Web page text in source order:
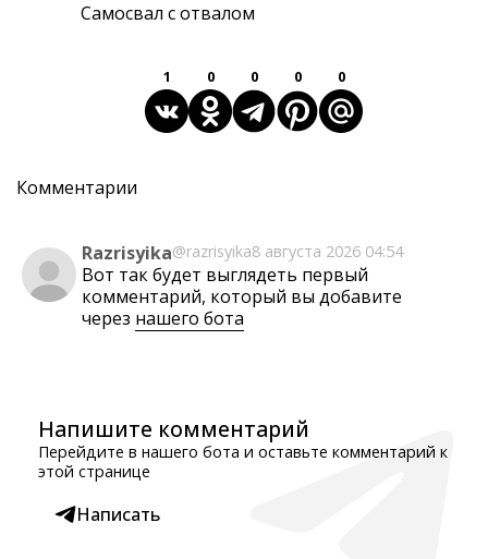
Самосвал с отвалом
1 0 0 0 0
Комментарии
Razrisyika@razrisyika8 августа 2026 04:54
Вот так будет выглядеть первый
комментарий, который вы добавите
через нашего бота
Напишите комментарий
Перейдите в нашего бота и оставьте комментарий к
этой странице
Написать